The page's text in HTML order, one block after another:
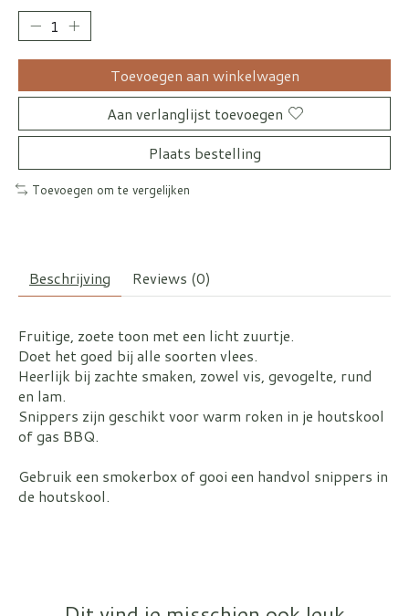
Toevoegen aan winkelwagen
Aan verlanglijst toevoegen
Plaats bestelling
Toevoegen om te vergelijken
Beschrijving Reviews (0)
Fruitige, zoete toon met een licht zuurtje.
Doet het goed bij alle soorten vlees.
Heerlijk bij zachte smaken, zowel vis, gevogelte, rund
en lam.
Snippers zijn geschikt voor warm roken in je houtskool
of gas BBQ.
Gebruik een smokerbox of gooi een handvol snippers in
de houtskool.